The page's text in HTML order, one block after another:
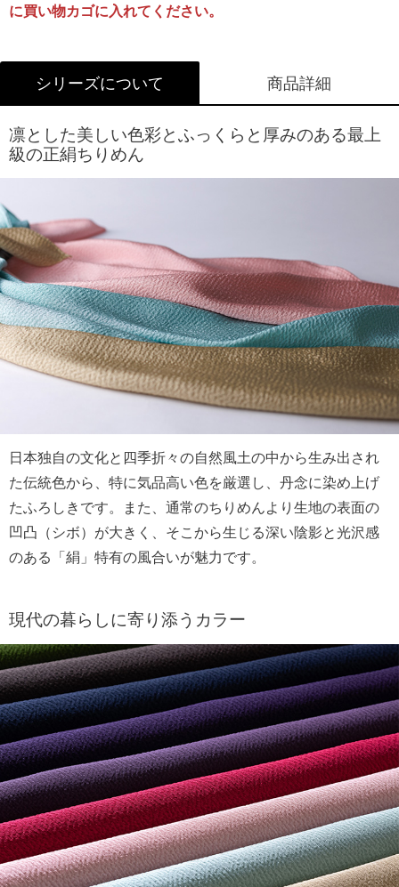
[無料]
ラッピングについて詳しくはこちら
に買い物カゴに入れてください。
シリーズについて 商品詳細
凛とした美しい色彩とふっくらと厚みのある最上
級の正絹ちりめん
日本独自の文化と四季折々の自然風土の中から生み出され
た伝統色から、特に気品高い色を厳選し、丹念に染め上げ
たふろしきです。また、通常のちりめんより生地の表面の
凹凸（シボ）が大きく、そこから生じる深い陰影と光沢感
のある「絹」特有の風合いが魅力です。
現代の暮らしに寄り添うカラー